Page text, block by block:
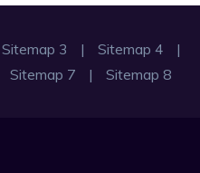
Sitemap 3 | Sitemap 4
|
Sitemap 7 | Sitemap 8